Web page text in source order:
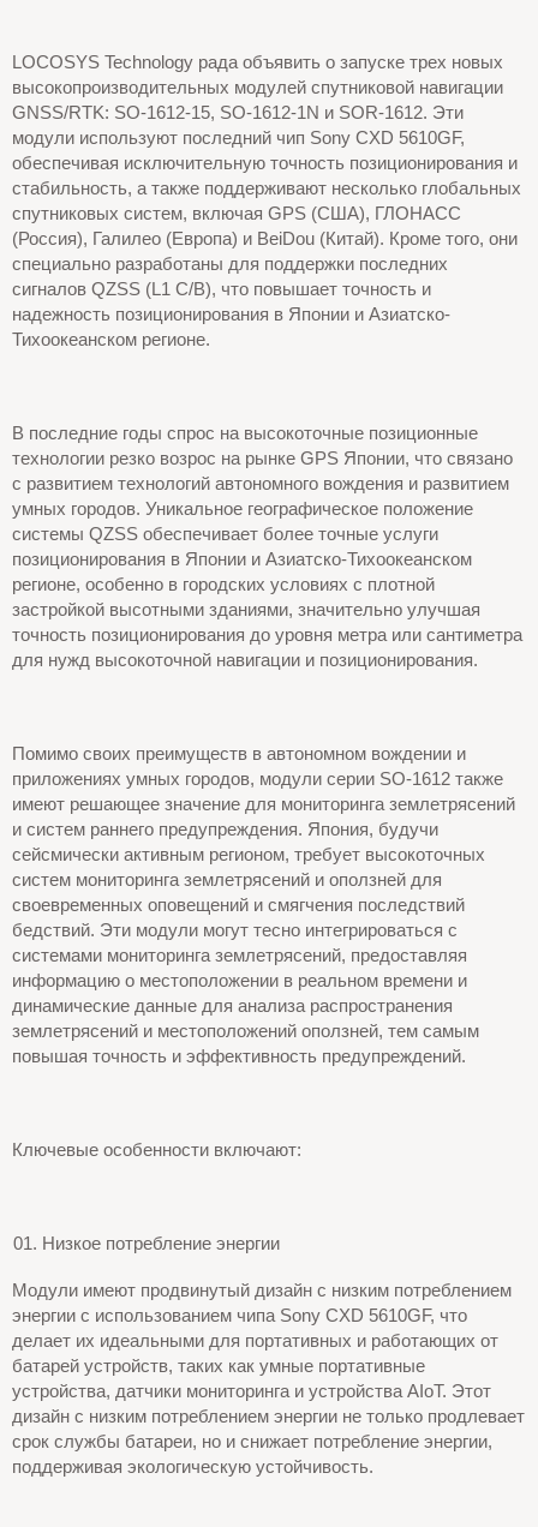
LOCOSYS Technology рада объявить о запуске трех новых
высокопроизводительных модулей спутниковой навигации
GNSS/RTK: SO-1612-15, SO-1612-1N и SOR-1612. Эти
модули используют последний чип Sony CXD 5610GF,
обеспечивая исключительную точность позиционирования и
стабильность, а также поддерживают несколько глобальных
спутниковых систем, включая GPS (США), ГЛОНАСС
(Россия), Галилео (Европа) и BeiDou (Китай). Кроме того, они
специально разработаны для поддержки последних
сигналов QZSS (L1 C/B), что повышает точность и
надежность позиционирования в Японии и Азиатско-
Тихоокеанском регионе.
В последние годы спрос на высокоточные позиционные
технологии резко возрос на рынке GPS Японии, что связано
с развитием технологий автономного вождения и развитием
умных городов. Уникальное географическое положение
системы QZSS обеспечивает более точные услуги
позиционирования в Японии и Азиатско-Тихоокеанском
регионе, особенно в городских условиях с плотной
застройкой высотными зданиями, значительно улучшая
точность позиционирования до уровня метра или сантиметра
для нужд высокоточной навигации и позиционирования.
Помимо своих преимуществ в автономном вождении и
приложениях умных городов, модули серии SO-1612 также
имеют решающее значение для мониторинга землетрясений
и систем раннего предупреждения. Япония, будучи
сейсмически активным регионом, требует высокоточных
систем мониторинга землетрясений и оползней для
своевременных оповещений и смягчения последствий
бедствий. Эти модули могут тесно интегрироваться с
системами мониторинга землетрясений, предоставляя
информацию о местоположении в реальном времени и
динамические данные для анализа распространения
землетрясений и местоположений оползней, тем самым
повышая точность и эффективность предупреждений.
Ключевые особенности включают:
Низкое потребление энергии
Модули имеют продвинутый дизайн с низким потреблением
энергии с использованием чипа Sony CXD 5610GF, что
делает их идеальными для портативных и работающих от
батарей устройств, таких как умные портативные
устройства, датчики мониторинга и устройства AIoT. Этот
дизайн с низким потреблением энергии не только продлевает
срок службы батареи, но и снижает потребление энергии,
поддерживая экологическую устойчивость.